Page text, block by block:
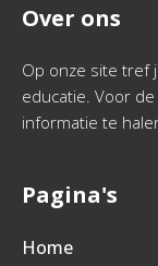
Over ons
Op onze site tref
educatie. Voor
informatie te
Pagina's
Home